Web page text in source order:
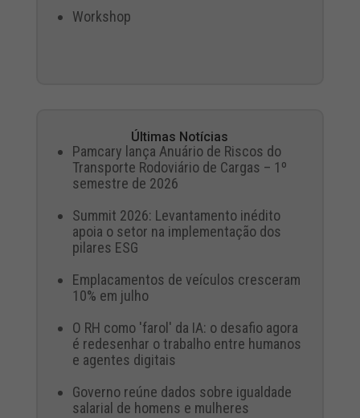
Workshop
Últimas Notícias
Pamcary lança Anuário de Riscos do
Transporte Rodoviário de Cargas – 1º
semestre de 2026
Summit 2026: Levantamento inédito
apoia o setor na implementação dos
pilares ESG
Emplacamentos de veículos cresceram
10% em julho
O RH como 'farol' da IA: o desafio agora
é redesenhar o trabalho entre humanos
e agentes digitais
Governo reúne dados sobre igualdade
salarial de homens e mulheres